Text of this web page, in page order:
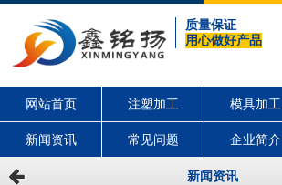
质量保证
用心做好产品
网站首页 注塑加工 模具加工
新闻资讯 常见问题 企业简介
新闻资讯